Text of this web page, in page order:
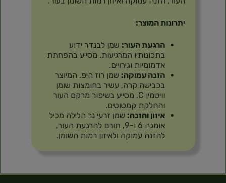
יתרונות המוצר:
הרגעת העור: שמן לבנדר ידוע
בתכונותיו המרגיעות, מסייע בהפחתת
אדמומיות וגירויים.
הזנה עמוקה: שמן רוז היפ, המיוצר
בכבישה קרה, עשיר בחומצות שומן
וויטמין C, מסייע בשיפור מרקם העור
והחלקת קמטוטים.
איזון והזנה: שמן זרעי נר הלילה מכיל
אומגה 6 ו-9, תורם להרגעת העור,
להזנה עמוקה ולאיזון רמות השומן.